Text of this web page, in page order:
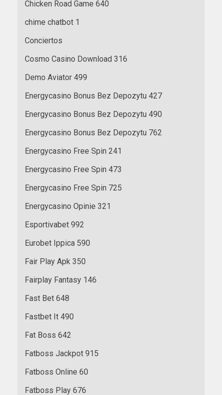
Chicken Road Game 640
chime chatbot 1
Conciertos
Cosmo Casino Download 316
Demo Aviator 499
Energycasino Bonus Bez Depozytu 427
Energycasino Bonus Bez Depozytu 490
Energycasino Bonus Bez Depozytu 762
Energycasino Free Spin 241
Energycasino Free Spin 473
Energycasino Free Spin 725
Energycasino Opinie 321
Esportivabet 992
Eurobet Ippica 590
Fair Play Apk 350
Fairplay Fantasy 146
Fast Bet 648
Fastbet It 490
Fat Boss 642
Fatboss Jackpot 915
Fatboss Online 60
Fatboss Play 676